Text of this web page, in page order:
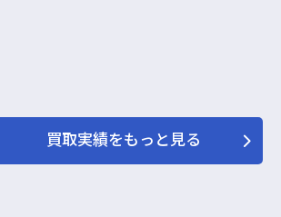
買取実績をもっと見る